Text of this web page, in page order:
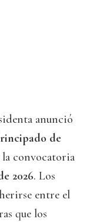
anunció
de
la convocatoria
2026. Los
entre el
que los